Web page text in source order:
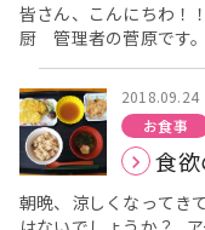
皆さん、こんにちわ！！ 特別養護老人ホーム アーバンケア御
厨 管理者の菅原です。 今回、ご紹介するのは、アーバンケア御
厨で行っております、 災害を想定した避難訓練の様子です！！、
先日、ここ東大阪でも台
と思います。 火災や地震だけでなく、大雨や台風によって被害が
出る可能 生も高いと改めて感じた方も多いと思います。 アーバ
ンケア御厨の近くには第２
で、水位が上がり、決壊の危険
厨で生活して頂いている入居者
2018.09.24
お食事
食
朝晩、涼しくなってき